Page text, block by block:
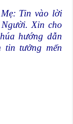
Tin vào lời
Xin cho
hướng dẫn
tin tưởng mến